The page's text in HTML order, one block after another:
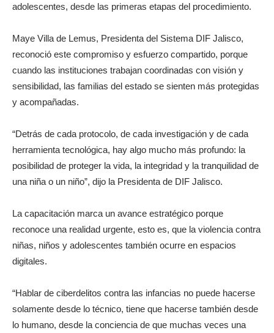
adolescentes, desde las primeras etapas del procedimiento.
Maye Villa de Lemus, Presidenta del Sistema DIF Jalisco,
reconoció este compromiso y esfuerzo compartido, porque
cuando las instituciones trabajan coordinadas con visión y
sensibilidad, las familias del estado se sienten más protegidas
y acompañadas.
“Detrás de cada protocolo, de cada investigación y de cada
herramienta tecnológica, hay algo mucho más profundo: la
posibilidad de proteger la vida, la integridad y la tranquilidad de
una niña o un niño”, dijo la Presidenta de DIF Jalisco.
La capacitación marca un avance estratégico porque
reconoce una realidad urgente, esto es, que la violencia contra
niñas, niños y adolescentes también ocurre en espacios
digitales.
“Hablar de ciberdelitos contra las infancias no puede hacerse
solamente desde lo técnico, tiene que hacerse también desde
lo humano, desde la conciencia de que muchas veces una